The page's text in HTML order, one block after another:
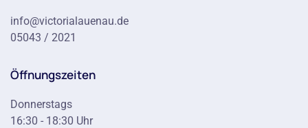
info@victorialauenau.de
05043 / 2021
Öffnungszeiten
Donnerstags
16:30 - 18:30 Uhr